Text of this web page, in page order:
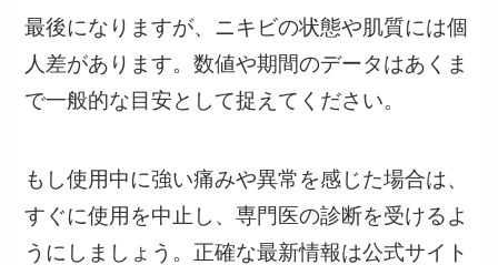
最後になりますが、ニキビの状態や肌質には個
人差があります。数値や期間のデータはあくま
で一般的な目安として捉えてください。
もし使用中に強い痛みや異常を感じた場合は、
すぐに使用を中止し、専門医の診断を受けるよ
うにしましょう。正確な最新情報は公式サイト